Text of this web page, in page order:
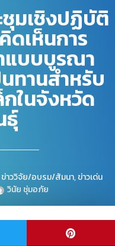
มเชิงปฏิบัติ
ดเห็นการ
บบบูรณา
ทานสำหรับ
กในจังหวัด
ธุ์
ข่าววิจัย/อบรม/สัมนา,ข่าวเด่น
วินัย ชุ่มอภัย